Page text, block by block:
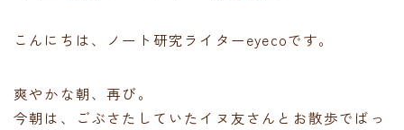
こんにちは、ノート研究ライターeyecoです。
爽やかな朝、再び。
今朝は、ごぶさたしていたイヌ友さんとお散歩でばっ